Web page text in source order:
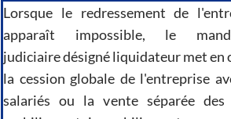
Lorsque le redressement de
apparaît impossible, le
judiciaire désigné liquidateur met
la cession globale de l'entreprise
salariés ou la vente séparée des